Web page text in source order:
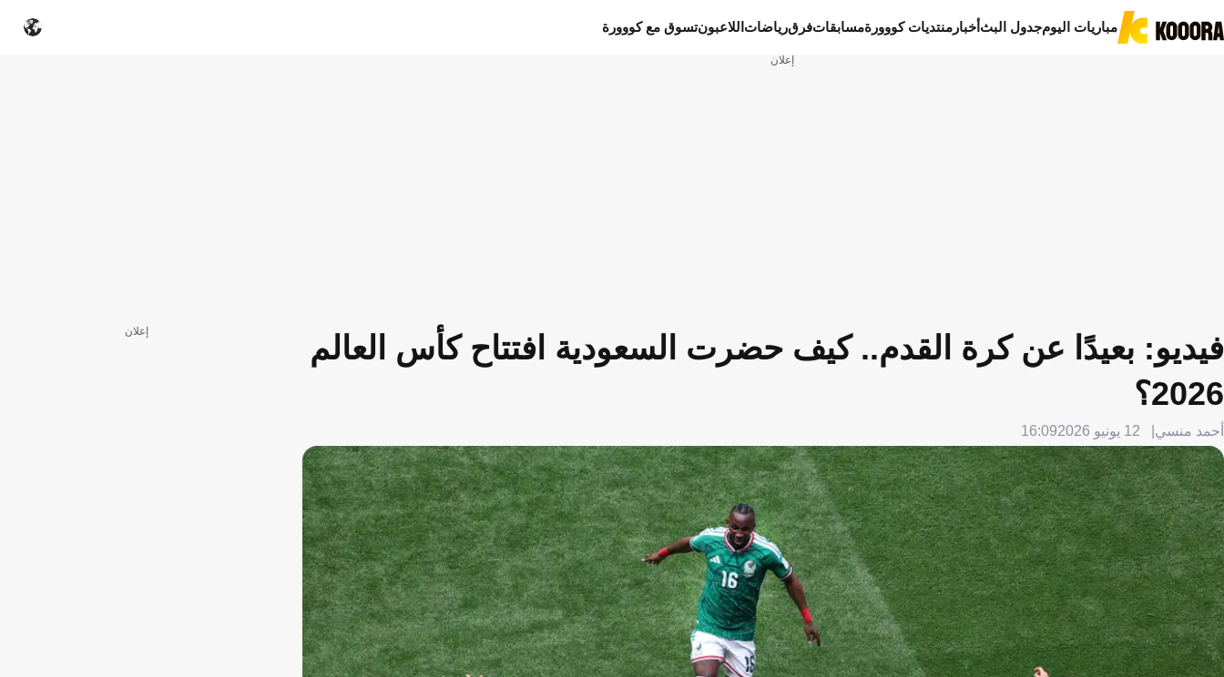
مباريات اليومجدول البثأخبار منتديات كووورةمسابقاتفرقرياضات اللاعبونتسوق مع كووورة
إعلان
فيديو: بعيدًا عن كرة القدم.. كيف حضرت السعودية افتتاح كأس العالم
2026؟
أحمد منسي 12 يونيو 2026 16:09
إعلان